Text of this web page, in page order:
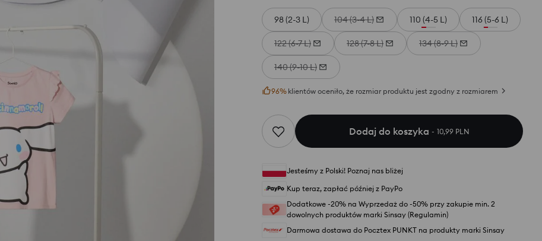
98 (2-3 L) 104 (3-4 L) 110 (4-5 L) 116 (5-6 L)
122 (6-7 L) 128 (7-8 L) 134 (8-9 L)
140 (9-10 L)
96% klientów oceniło, że rozmiar produktu jest zgodny z rozmiarem
Dodaj do koszyka 10,99 PLN
Jesteśmy z Polski! Poznaj nas bliżej
Kup teraz, zapłać później z PayPo
Dodatkowe -20% na Wyprzedaż do -50% przy zakupie min. 2
dowolnych produktów marki Sinsay (Regulamin)
Darmowa dostawa do Pocztex PUNKT na produkty marki Sinsay